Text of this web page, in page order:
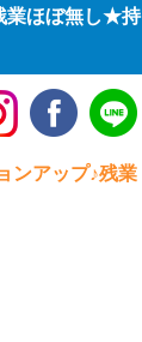
業ほぼ無し★持
ンアップ♪残業